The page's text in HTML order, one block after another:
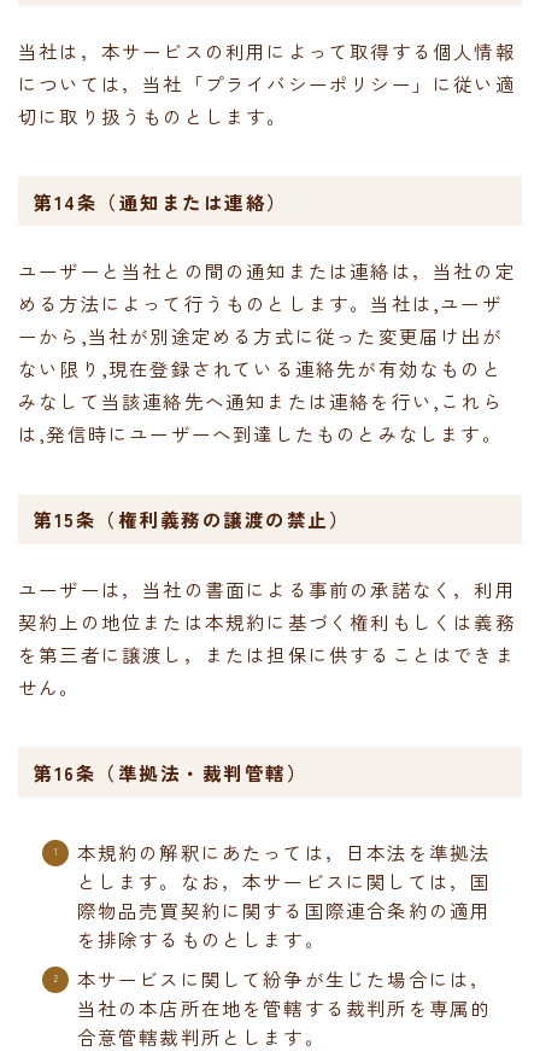
当社は，本サービスの利用によって取得する個人情報
については，当社「プライバシーポリシー」に従い適
切に取り扱うものとします。
第14条（通知または連絡）
ユーザーと当社との間の通知または連絡は，当社の定
める方法によって行うものとします。当社は,ユーザ
ーから,当社が別途定める方式に従った変更届け出が
ない限り,現在登録されている連絡先が有効なものと
みなして当該連絡先へ通知または連絡を行い,これら
は,発信時にユーザーへ到達したものとみなします。
第15条（権利義務の譲渡の禁止）
ユーザーは，当社の書面による事前の承諾なく，利用
契約上の地位または本規約に基づく権利もしくは義務
を第三者に譲渡し，または担保に供することはできま
せん。
第16条（準拠法・裁判管轄）
本規約の解釈にあたっては，日本法を準拠法
とします。なお，本サービスに関しては，国
際物品売買契約に関する国際連合条約の適用
を排除するものとします。
本サービスに関して紛争が生じた場合には，
当社の本店所在地を管轄する裁判所を専属的
合意管轄裁判所とします。